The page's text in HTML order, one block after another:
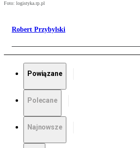
Foto: logistyka.rp.pl
Robert Przybylski
Powiązane
Polecane
Najnowsze